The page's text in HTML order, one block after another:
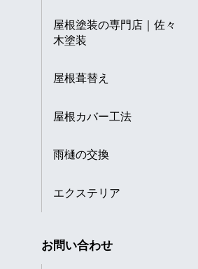
屋根塗装の専門店｜佐々
木塗装
屋根葺替え
屋根カバー工法
雨樋の交換
エクステリア
お問い合わせ